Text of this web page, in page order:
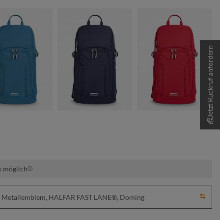
marine
möglich
HALFAR FAST LANE®, Doming
Jetzt Rückruf anfordern